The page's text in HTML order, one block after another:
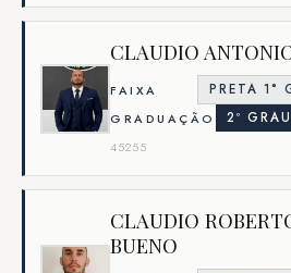
CLAUDIO
FAIXA
PRETA 1°
GRADUAÇÃO
2º GRAU
45255
CLAUDIO
BUENO